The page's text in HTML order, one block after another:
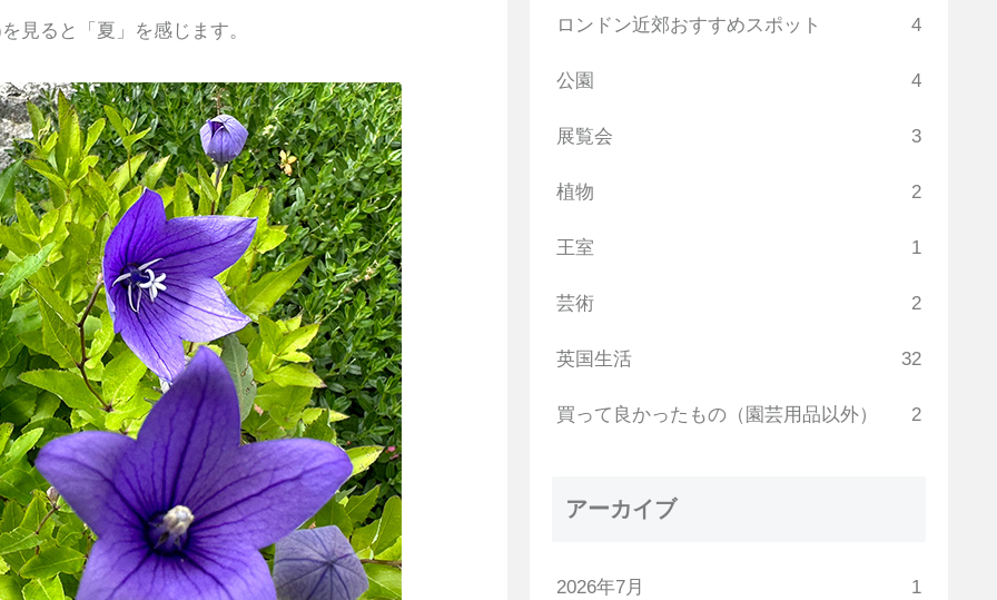
見ると「夏」を感じます。 ロンドン近郊おすすめスポット 4
公園 4
展覧会 3
植物 2
王室 1
芸術 2
英国生活 32
買って良かったもの（園芸用品以外） 2
アーカイブ
2026年7月 1